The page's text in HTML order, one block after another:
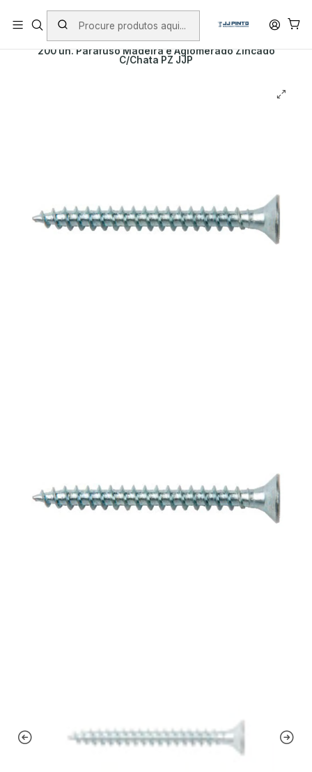
PORTES INCLUÍDOS EM ENCOMENDAS +75€ (excepto ilhas)
Início PRODUTOS FIXAÇÃO
PARAFUSOS
200 un. Parafuso Madeira e Aglomerado Zincado
C/Chata PZ JJP